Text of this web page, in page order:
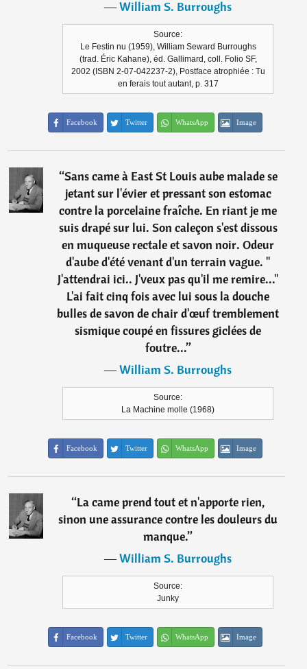
―William S. Burroughs
Source:
Le Festin nu (1959), William Seward Burroughs
(trad. Éric Kahane), éd. Gallimard, coll. Folio SF,
2002 (ISBN 2-07-042237-2), Postface atrophiée : Tu
en ferais tout autant, p. 317
Facebook Twitter WhatsApp Image
“Sans came à East St Louis aube malade se
jetant sur l'évier et pressant son estomac
contre la porcelaine fraîche. En riant je me
suis drapé sur lui. Son caleçon s'est dissous
en muqueuse rectale et savon noir. Odeur
d'aube d'été venant d'un terrain vague. "
J'attendrai ici.. J'veux pas qu'il me remire..."
L'ai fait cinq fois avec lui sous la douche
bulles de savon de chair d'œuf tremblement
sismique coupé en fissures giclées de
foutre...”
―William S. Burroughs
Source:
La Machine molle (1968)
Facebook Twitter WhatsApp Image
“La came prend tout et n'apporte rien,
sinon une assurance contre les douleurs du
manque.”
―William S. Burroughs
Source:
Junky
Facebook Twitter WhatsApp Image